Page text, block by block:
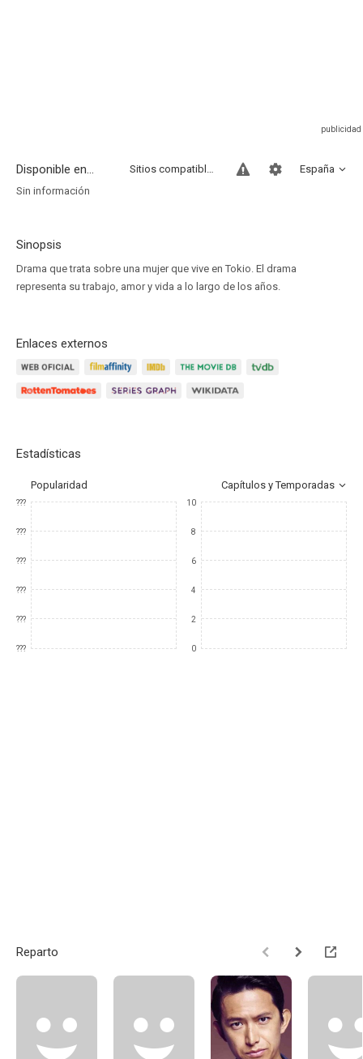
Disponible en... España
Sitios compatibles
Sin información
Sinopsis
Drama que trata sobre una mujer que vive en Tokio. El drama
representa su trabajo, amor y vida a lo largo de los años.
Enlaces externos
Estadísticas
Popularidad Capítulos y Temporadas
???
???
???
???
???
???
10
8
6
4
2
0
Reparto